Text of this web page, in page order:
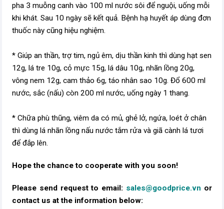
pha 3 muỗng canh vào 100 ml nước sôi để nguội, uống mỗi
khi khát. Sau 10 ngày sẽ kết quả. Bệnh hạ huyết áp dùng đơn
thuốc này cũng hiệu nghiệm.
* Giúp an thần, trợ tim, ngủ êm, dịu thần kinh thì dùng hạt sen
12g, lá tre 10g, cỏ mực 15g, lá dâu 10g, nhãn lồng 20g,
vông nem 12g, cam thảo 6g, táo nhân sao 10g. Đổ 600 ml
nước, sắc (nấu) còn 200 ml nước, uống ngày 1 thang.
* Chữa phù thũng, viêm da có mủ, ghẻ lở, ngứa, loét ở chân
thì dùng lá nhãn lồng nấu nước tắm rửa và giã cành lá tươi
để đắp lên.
Hope the chance to cooperate with you soon!
Please send request to email: sales@goodprice.vn or
contact us at the information below:​